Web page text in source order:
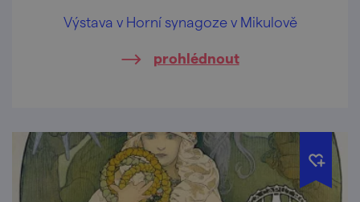
Výstava v Horní synagoze v Mikulově
prohlédnout